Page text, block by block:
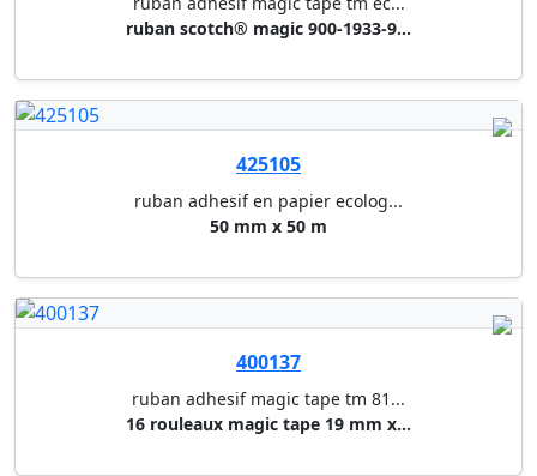
ruban adhesif eco&clear tesa
401854
ruban adhesif eco&clear tesa
15 mm x 10 m (paquet de 10 rou...
424100
rouleau adhesif pour masquage ...